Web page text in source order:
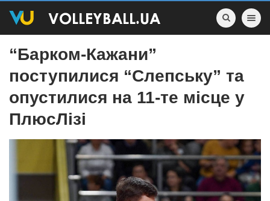
Toggle
“Барком-Кажани”
поступилися “Слепську” та
опустилися на 11-те місце у
ПлюсЛізі